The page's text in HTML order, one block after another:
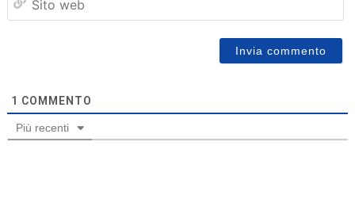
1 COMMENTO
Più recenti